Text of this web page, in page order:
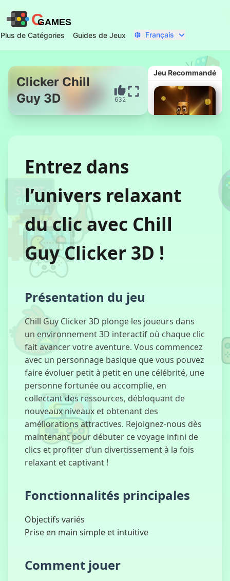
CGAMES
Plus de Catégories Guides de Jeux Français
Commencer Maintenant
Clicker Chill
Guy 3D
632
Jeu Recommandé
Clicker Tung
Sahur
Chats
Magiques 2
Jeu de
Dinosaure
Raid d'Évasion
Clicker Astro
Entrez dans
l’univers relaxant
du clic avec Chill
Guy Clicker 3D !
Présentation du jeu
Chill Guy Clicker 3D plonge les joueurs dans
un environnement 3D interactif où chaque clic
fait avancer votre aventure. Vous commencez
avec un personnage basique que vous pouvez
faire évoluer petit à petit en une célébrité, une
personne fortunée ou accomplie, en
collectant des ressources, débloquant de
nouveaux niveaux et obtenant des
améliorations attractives. Rejoignez-nous dès
maintenant pour débuter ce voyage infini de
clics et profiter d’un divertissement à la fois
relaxant et captivant !
Fonctionnalités principales
Objectifs variés
Prise en main simple et intuitive
Comment jouer